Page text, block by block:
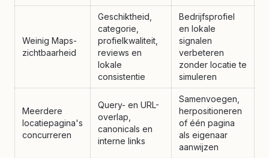
Weinig Maps-
zichtbaarheid
Geschiktheid,
categorie,
profielkwaliteit,
reviews en
lokale
consistentie
Bedrijfsprofiel
en lokale
signalen
verbeteren
zonder locatie te
simuleren
Meerdere
locatiepagina's
concurreren
Query- en URL-
overlap,
canonicals en
interne links
Samenvoegen,
herpositioneren
of één pagina
als eigenaar
aanwijzen